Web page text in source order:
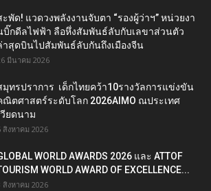
ะพัด! แวดวงพลังงานจับตา “รองผู้ว่าฯ” หน่วยงา
บิ๊กดีลไฟฟ้า ลือหึ่งสัมพันธ์ลับกับเลขาส่วนตัว
าสุดบินไปสัมพันธ์ลับกันถึงเมืองจีน
มีนาคม 2026
มุทรปราการ เด็กไทยคว้า10รางวัลการแข่งขัน
ณิตศาสตร์ระดับโลก 2026AIMO ณประเทศ
วียดนาม
สิงหาคม 2026
WORLD AWARDS 2026 และ ATTOF
WORLD AWARD OF EXCELLENCE...
สิงหาคม 2026